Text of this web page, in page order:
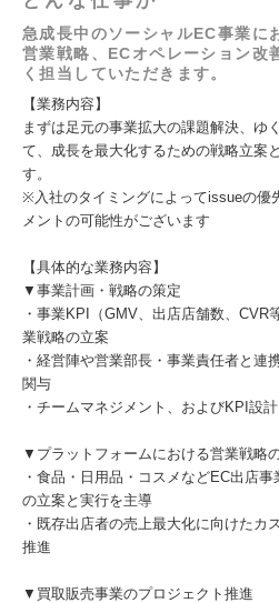
急成長中のソーシャルEC事業に
営業戦略、ECオペレーション改
く担当していただきます。
【業務内容】
まずは足元の事業拡大の課題解決、ゆ
て、成長を最大化するための戦略立案
す。
※入社のタイミングによってissueの優
メントの可能性がございます
【具体的な業務内容】
▼事業計画・戦略の策定
・事業KPI（GMV、出店店舗数、CVR
業戦略の立案
・経営陣や営業部長・事業責任者と連
関与
・チームマネジメント、およびKPI設
▼プラットフォームにおける営業戦略
・食品・日用品・コスメなどEC出店
の立案と実行を主導
・既存出店者の売上最大化に向けたカ
推進
▼買取販売事業のプロジェクト推進